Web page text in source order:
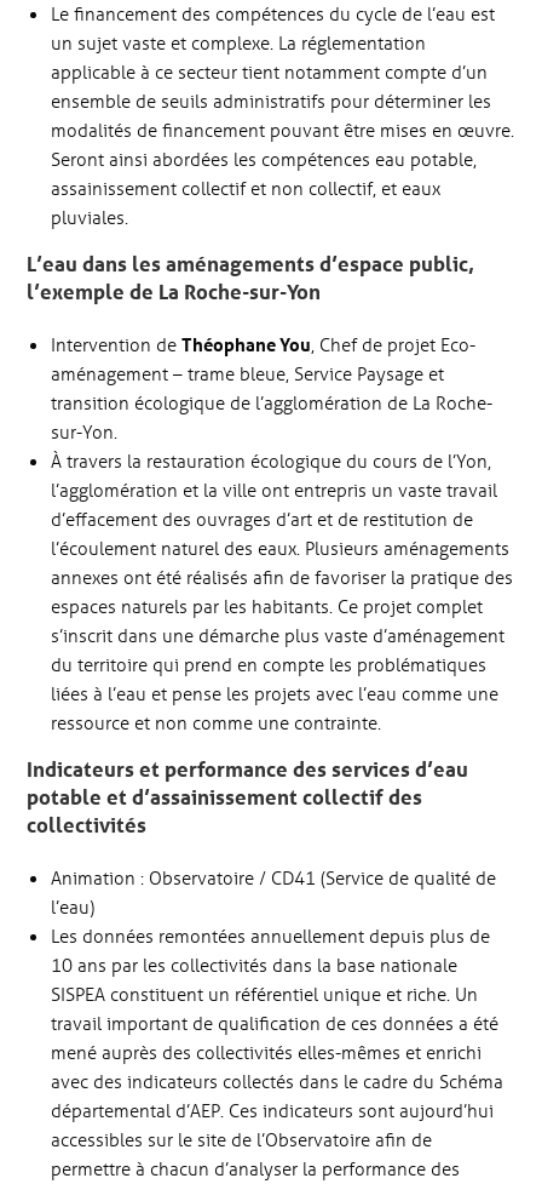
Le financement des compétences du cycle de l’eau est
un sujet vaste et complexe. La réglementation
applicable à ce secteur tient notamment compte d’un
ensemble de seuils administratifs pour déterminer les
modalités de financement pouvant être mises en œuvre.
Seront ainsi abordées les compétences eau potable,
assainissement collectif et non collectif, et eaux
pluviales.
L’eau dans les aménagements d’espace public,
l’exemple de La Roche-sur-Yon
Intervention deThéophane You, Chef de projet Eco-
aménagement – trame bleue, Service Paysage et
transition écologique de l’agglomération de La Roche-
sur-Yon.
À travers la restauration écologique du cours de l’Yon,
l’agglomération et la ville ont entrepris un vaste travail
d’effacement des ouvrages d’art et de restitution de
l’écoulement naturel des eaux. Plusieurs aménagements
annexes ont été réalisés afin de favoriser la pratique des
espaces naturels par les habitants. Ce projet complet
s’inscrit dans une démarche plus vaste d’aménagement
du territoire qui prend en compte les problématiques
liées à l’eau et pense les projets avec l’eau comme une
ressource et non comme une contrainte.
Indicateurs et performance des services d’eau
potable et d’assainissement collectif des
collectivités
Animation : Observatoire / CD41 (Service de qualité de
l’eau)
Les données remontées annuellement depuis plus de
10 ans par les collectivités dans la base nationale
SISPEA constituent un référentiel unique et riche. Un
travail important de qualification de ces données a été
mené auprès des collectivités elles-mêmes et enrichi
avec des indicateurs collectés dans le cadre du Schéma
départemental d’AEP. Ces indicateurs sont aujourd’hui
accessibles sur le site de l’Observatoire afin de
permettre à chacun d’analyser la performance des